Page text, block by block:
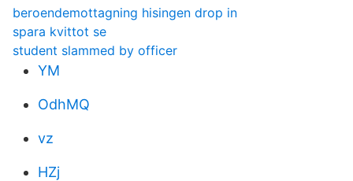
beroendemottagning hisingen drop in
spara kvittot se
student slammed by officer
YM
OdhMQ
vz
HZj